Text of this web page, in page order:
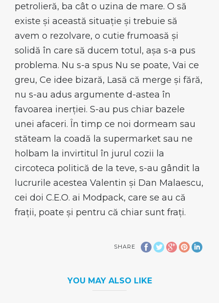
petrolieră, ba cât o uzina de mare. O să
existe și această situație și trebuie să
avem o rezolvare, o cutie frumoasă și
solidă în care să ducem totul, așa s-a pus
problema. Nu s-a spus Nu se poate, Vai ce
greu, Ce idee bizară, Lasă că merge și fără,
nu s-au adus argumente d-astea în
favoarea inerției. S-au pus chiar bazele
unei afaceri. În timp ce noi dormeam sau
stăteam la coadă la supermarket sau ne
holbam la invirtitul în jurul cozii la
circoteca politică de la teve, s-au gândit la
lucrurile acestea Valentin și Dan Malaescu,
cei doi C.E.O. ai Modpack, care se au că
frații, poate și pentru că chiar sunt frați.
SHARE
YOU MAY ALSO LIKE